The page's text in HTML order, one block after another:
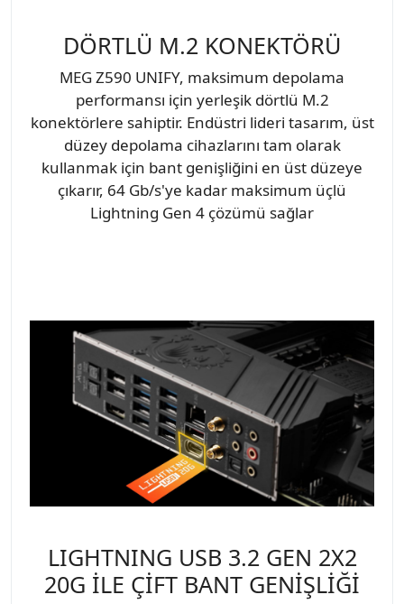
DÖRTLÜ M.2 KONEKTÖRÜ
MEG Z590 UNIFY, maksimum depolama
performansı için yerleşik dörtlü M.2
konektörlere sahiptir. Endüstri lideri tasarım, üst
düzey depolama cihazlarını tam olarak
kullanmak için bant genişliğini en üst düzeye
çıkarır, 64 Gb/s'ye kadar maksimum üçlü
Lightning Gen 4 çözümü sağlar
LIGHTNING USB 3.2 GEN 2X2
20G İLE ÇİFT BANT GENİŞLİĞİ